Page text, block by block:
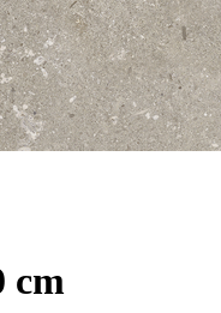
cm